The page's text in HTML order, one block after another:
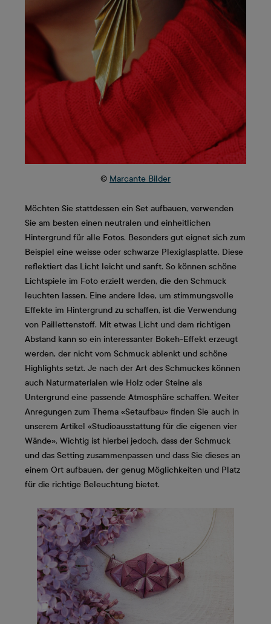
© Marcante Bilder
Möchten Sie stattdessen ein Set aufbauen, verwenden
Sie am besten einen neutralen und einheitlichen
Hintergrund für alle Fotos. Besonders gut eignet sich zum
Beispiel eine weisse oder schwarze Plexiglasplatte. Diese
reflektiert das Licht leicht und sanft. So können schöne
Lichtspiele im Foto erzielt werden, die den Schmuck
leuchten lassen. Eine andere Idee, um stimmungsvolle
Effekte im Hintergrund zu schaffen, ist die Verwendung
von Paillettenstoff. Mit etwas Licht und dem richtigen
Abstand kann so ein interessanter Bokeh-Effekt erzeugt
werden, der nicht vom Schmuck ablenkt und schöne
Highlights setzt. Je nach der Art des Schmuckes können
auch Naturmaterialen wie Holz oder Steine als
Untergrund eine passende Atmosphäre schaffen. Weiter
Anregungen zum Thema «Setaufbau» finden Sie auch in
unserem Artikel «Studioausstattung für die eigenen vier
Wände». Wichtig ist hierbei jedoch, dass der Schmuck
und das Setting zusammenpassen und dass Sie dieses an
einem Ort aufbauen, der genug Möglichkeiten und Platz
für die richtige Beleuchtung bietet.